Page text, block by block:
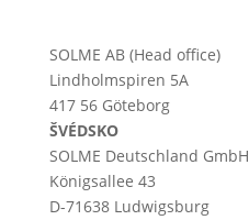
SOLME AB (Head office)
Lindholmspiren 5A
417 56 Göteborg
ŠVÉDSKO
SOLME Deutschland GmbH
Königsallee 43
D-71638 Ludwigsburg